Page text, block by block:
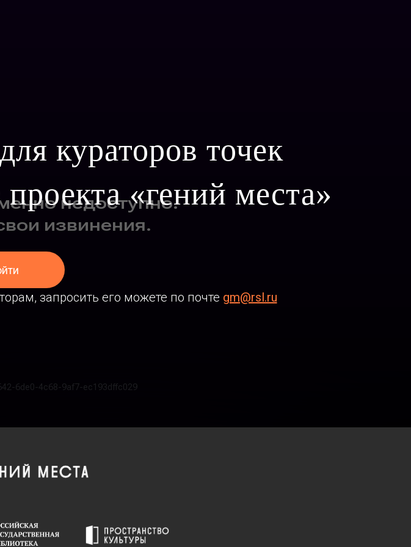
кураторов точек
«гений места»
запросить его можете по почте gm@rsl.ru